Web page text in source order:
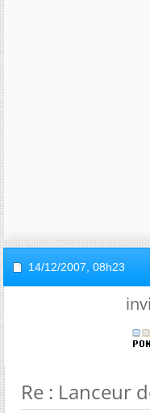
14/12/2007, 08h23
Re : Lanceur